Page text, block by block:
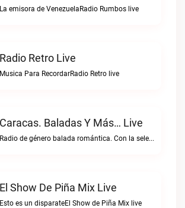
La emisora de VenezuelaRadio Rumbos live
Radio Retro Live
Musica Para RecordarRadio Retro live
Caracas. Baladas Y Más… Live
Radio de género balada romántica. Con la selección musical que nos gusta...Caracas. Baladas y más… live
El Show De Piña Mix Live
Esto es un disparateEl Show de Piña Mix live